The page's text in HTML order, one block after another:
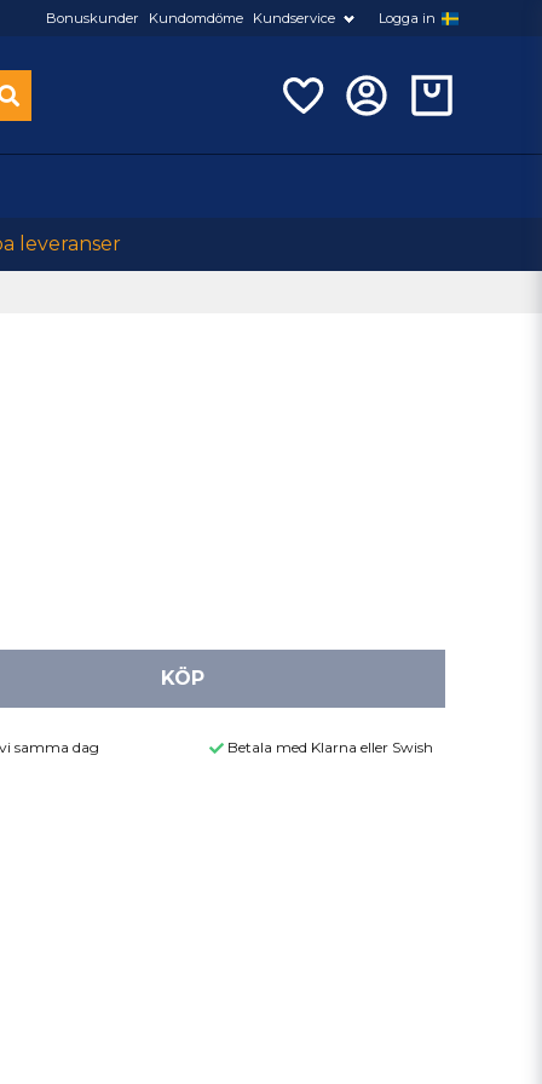
Bonuskunder Kundomdöme Kundservice Logga in
leveranser
KÖP
samma dag Betala med Klarna eller Swish